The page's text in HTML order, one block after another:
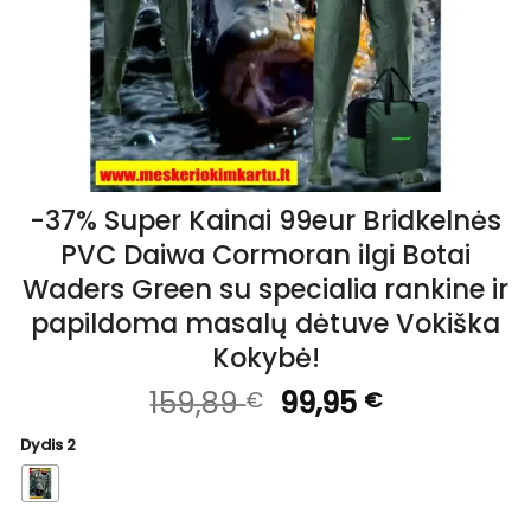
-37% Super Kainai 99eur Bridkelnės
PVC Daiwa Cormoran ilgi Botai
Waders Green su specialia rankine ir
papildoma masalų dėtuve Vokiška
Kokybė!
159,89€ Original
price
99,95 €Current
Dydis 2